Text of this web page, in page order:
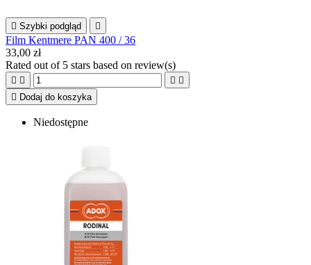
 Szybki podgląd 
Film Kentmere PAN 400 / 36
33,00 zł
Rated out of 5 stars based on review(s)
   
 Dodaj do koszyka
Niedostępne